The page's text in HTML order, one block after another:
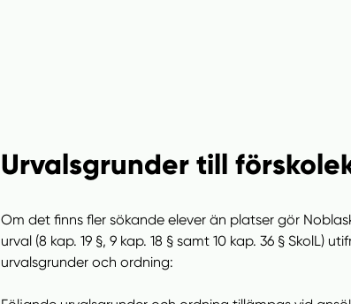
Urvalsgrunder till
Om det finns fler sökande elever än platser gör
urval (8 kap. 19 §, 9 kap. 18 § samt 10 kap. 36 § SkolL)
urvalsgrunder och ordning: